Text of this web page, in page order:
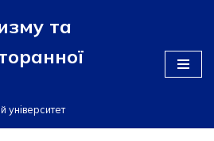
та
університет